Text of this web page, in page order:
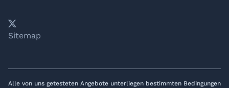
YouTube
𝕏LinkedIn
Telegram
Sitemap
Alle von uns getesteten Angebote unterliegen bestimmten Bedingungen